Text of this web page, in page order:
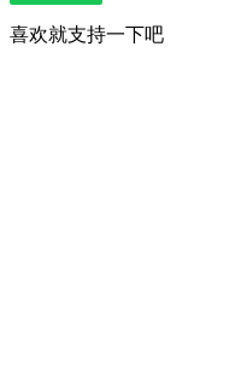
喜欢就支持一下吧